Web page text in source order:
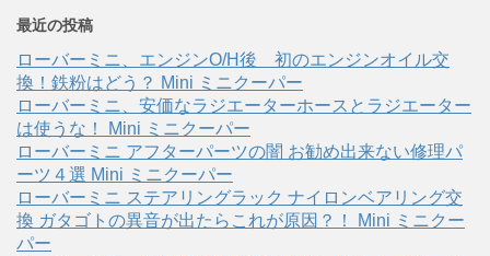
最近の投稿
ローバーミニ、エンジンO/H後 初のエンジンオイル交
換！鉄粉はどう？ Mini ミニクーパー
ローバーミニ、安価なラジエーターホースとラジエーター
は使うな！ Mini ミニクーパー
ローバーミニ アフターパーツの闇 お勧め出来ない修理パ
ーツ４選 Mini ミニクーパー
ローバーミニ ステアリングラック ナイロンベアリング交
換 ガタゴトの異音が出たらこれが原因？！ Mini ミニクー
パー